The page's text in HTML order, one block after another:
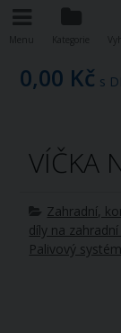
0,00 Kč s
VÍČKA
Zahradní,
díly na
Palivový systém
Menu Kategorie